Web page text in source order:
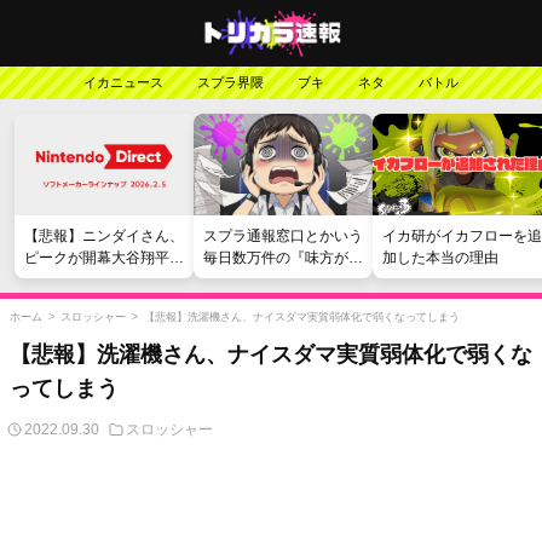
イカニュース スプラ界隈 ブキ ネタ バトル
【悲報】ニンダイさん、
ピークが開幕大谷翔平の
がっかりダイレクトだっ
たと言われてしまう
スプラ通報窓口とかいう
毎日数万件の『味方が弱
い』愚痴を読まされる苦
行
イカ研がイカフローを追
加した本当の理由
ホーム > スロッシャー > 【悲報】洗濯機さん、ナイスダマ実質弱体化で弱くなってしまう
【悲報】洗濯機さん、ナイスダマ実質弱体化で弱くな
ってしまう
2022.09.30 スロッシャー